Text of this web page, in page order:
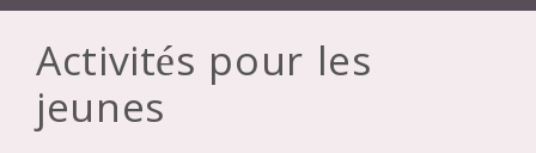
Skip
content
Activités pour les
jeunes